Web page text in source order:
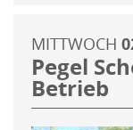
MITTWOCH
Pegel
Betrieb